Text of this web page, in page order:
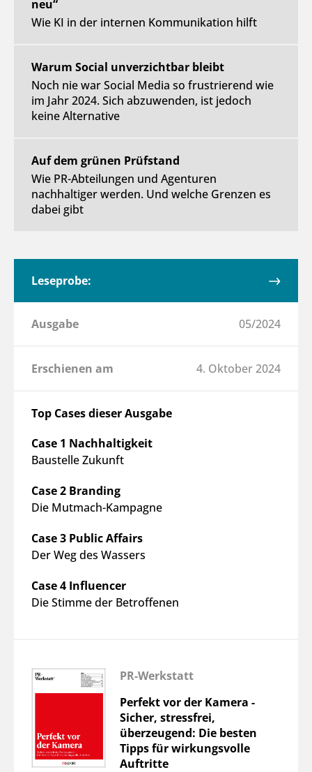
neu“
Wie KI in der internen Kommunikation hilft
Warum Social unverzichtbar bleibt
Noch nie war Social Media so frustrierend wie
im Jahr 2024. Sich abzuwenden, ist jedoch
keine Alternative
Auf dem grünen Prüfstand
Wie PR-Abteilungen und Agenturen
nachhaltiger werden. Und welche Grenzen es
dabei gibt
Leseprobe:
Ausgabe 05/2024
Erschienen am 4. Oktober 2024
Top Cases dieser Ausgabe
Case 1 Nachhaltigkeit
Baustelle Zukunft
Case 2 Branding
Die Mutmach-Kampagne
Case 3 Public Affairs
Der Weg des Wassers
Case 4 Influencer
Die Stimme der Betroffenen
PR-Werkstatt
Perfekt vor der Kamera -
Sicher, stressfrei,
überzeugend: Die besten
Tipps für wirkungsvolle
Auftritte